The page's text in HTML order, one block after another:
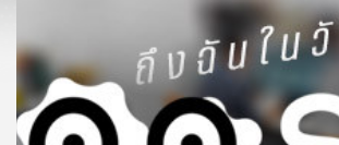
สต์
แนะนำ